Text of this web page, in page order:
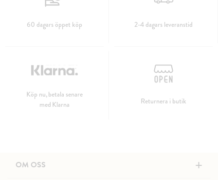
60 dagars öppet köp 2-4 dagars leveranstid
Köp nu, betala senare
med Klarna
Returnera i butik
OM OSS +